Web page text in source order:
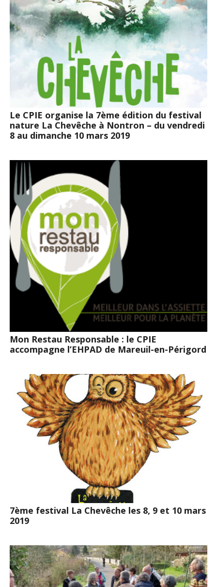
Le CPIE organise la 7ème édition du festival
nature La Chevêche à Nontron – du vendredi
8 au dimanche 10 mars 2019
Mon Restau Responsable : le CPIE
accompagne l’EHPAD de Mareuil-en-Périgord
7ème festival La Chevêche les 8, 9 et 10 mars
2019